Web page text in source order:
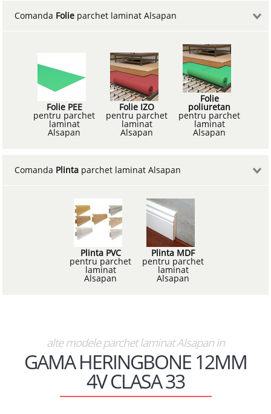
Comanda Folie parchet laminat Alsapan
Folie PEE
pentru parchet
laminat
Alsapan
Folie IZO
pentru parchet
laminat
Alsapan
Folie
poliuretan
pentru parchet
laminat
Alsapan
Comanda Plinta parchet laminat Alsapan
Plinta PVC
pentru parchet
laminat
Alsapan
Plinta MDF
pentru parchet
laminat
Alsapan
alte modele parchet laminat Alsapan in
GAMA HERINGBONE 12MM
4V CLASA 33